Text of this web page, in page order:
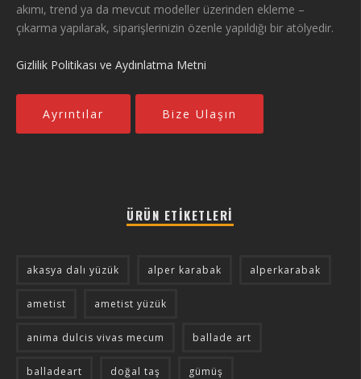
akımı, trend ya da mevcut modeller üzerinden ekleme –
çıkarma yapılarak, siparişlerinizin özenle yapıldığı bir atölyedir.
Gizlilik Politikası ve Aydınlatma Metni
Ayrıntılar Bize Ulaşın
ÜRÜN ETIKETLERI
akasya dalı yüzük alper karabak alperkarabak
ametist ametist yüzük
anima dulcis vivas mecum ballade art
balladeart doğal taş gümüş